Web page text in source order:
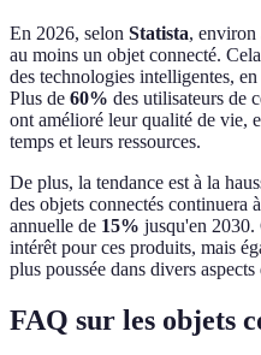
En 2026, selon Statista, environ
au moins un objet connecté.
des technologies intelligentes,
Plus de 60% des utilisateurs de
ont amélioré leur qualité de vie,
temps et leurs ressources.
De plus, la tendance est à la
des objets connectés continuera
annuelle de 15% jusqu'en 2030.
intérêt pour ces produits, mais
plus poussée dans divers
FAQ sur les objets